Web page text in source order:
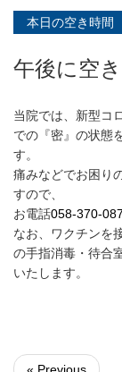
本日の空き時間
午後に空
当院では、新型コ
での『密』の状態
す。
痛みなどでお困り
すので、
お電話058-370-
なお、ワクチンを
の手指消毒・待合
いたします。